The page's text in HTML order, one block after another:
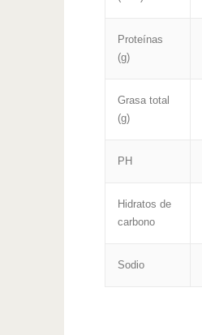
Proteínas
(g)
Grasa total
(g)
PH
Hidratos de
carbono
Sodio